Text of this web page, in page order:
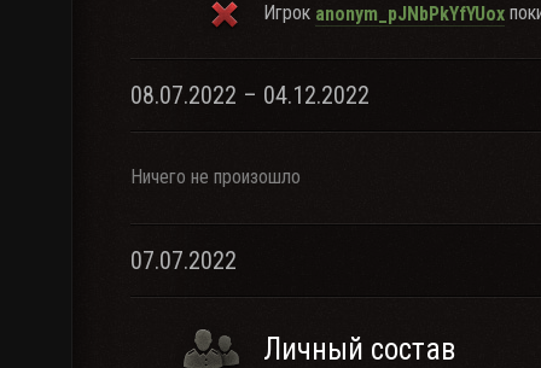
Игрок anonym_pJNbPkYfYUox
08.07.2022 – 04.12.2022
Ничего не произошло
07.07.2022
Личный состав